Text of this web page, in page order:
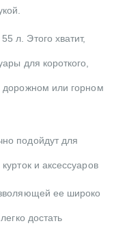
л. Этого хватит,
для короткого,
дорожном или горном
подойдут для
и аксессуаров
ее широко
достать